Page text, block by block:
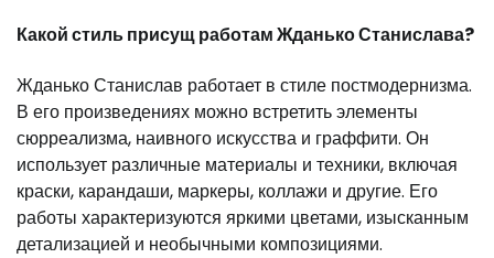
Какой стиль присущ работам Жданько Станислава?
Жданько Станислав работает в стиле постмодернизма.
В его произведениях можно встретить элементы
сюрреализма, наивного искусства и граффити. Он
использует различные материалы и техники, включая
краски, карандаши, маркеры, коллажи и другие. Его
работы характеризуются яркими цветами, изысканным
детализацией и необычными композициями.